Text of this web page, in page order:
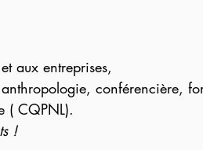
aux entreprises,
conférencière,
( CQPNL).
!